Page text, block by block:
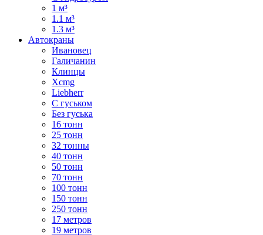
1 м³
1.1 м³
1.3 м³
Автокраны
Ивановец
Галичанин
Клинцы
Xcmg
Liebherr
С гуськом
Без гуська
16 тонн
25 тонн
32 тонны
40 тонн
50 тонн
70 тонн
100 тонн
150 тонн
250 тонн
17 метров
19 метров